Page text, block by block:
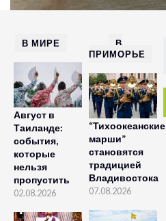
В МИРЕ
Август в
Таиланде:
события,
которые
нельзя
пропустить
02.08.2026
В
ПРИМОРЬЕ
“Тихоокеанские
марши”
становятся
традицией
Владивостока
07.08.2026